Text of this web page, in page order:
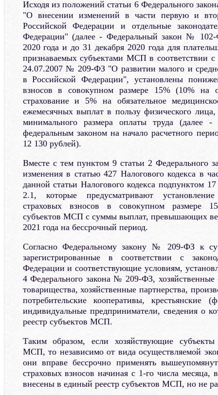
Исходя из положений статьи 6 Федерального
"О внесении изменений в части первую и
Российской Федерации и отдельные
Федерации" (далее - Федеральный закон №
2020 года и до 31 декабря 2020 года для
признаваемых субъектами МСП в соответствии
24.07.2007 № 209-ФЗ "О развитии малого и
в Российской Федерации", установлены
взносов в совокупном размере 15% (10% на
страхование и 5% на обязательное
ежемесячных выплат в пользу физического
минимального размера оплаты труда (далее
федеральным законом на начало расчетного
12 130 рублей).
Вместе с тем пунктом 9 статьи 2 Федерального
изменения в статью 427 Налогового кодекса в
данной статьи Налогового кодекса подпунктом
2.1, которые предусматривают
страховых взносов в совокупном размере
субъектов МСП с суммы выплат, превышающих
2021 года на бессрочный период.
Согласно Федеральному закону № 209-ФЗ к
зарегистрированные в соответствии с
Федерации и соответствующие условиям,
4 Федерального закона № 209-ФЗ, хозяйственные
товарищества, хозяйственные партнерства,
потребительские кооперативы, крестьянские
индивидуальные предприниматели, сведения о
реестр субъектов МСП.
Таким образом, если хозяйствующие субъекты
МСП, то независимо от вида осуществляемой
они вправе бессрочно применять
страховых взносов начиная с 1-го числа месяца,
внесены в единый реестр субъектов МСП, но не